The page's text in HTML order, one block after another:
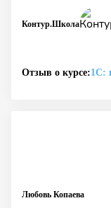
Контур.Школа
Отзыв о курсе:1С:
Любовь Копаева